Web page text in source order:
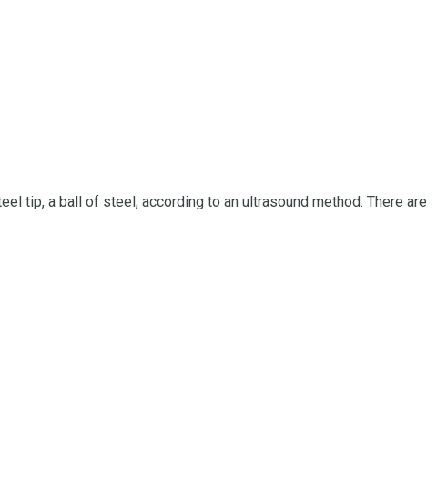
tip, a ball of steel, according to an ultrasound method. There are